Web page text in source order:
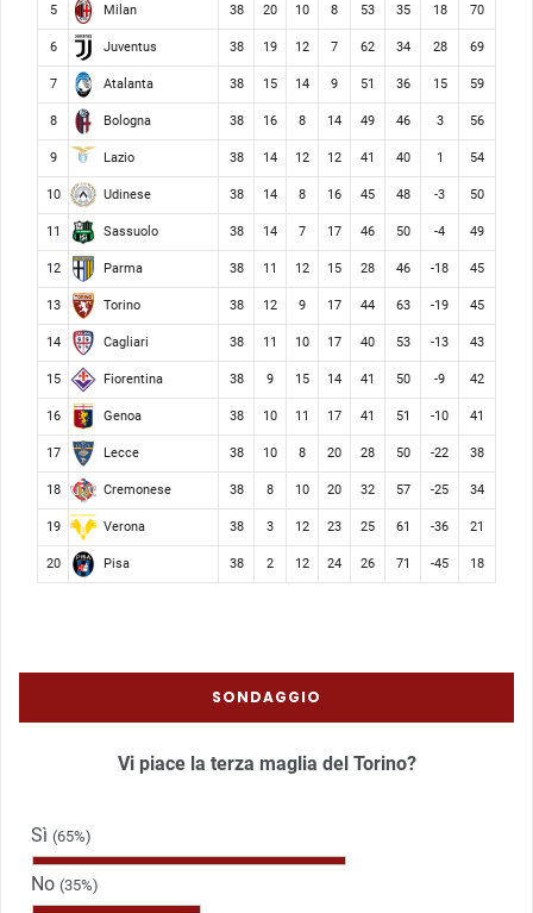
5 Milan 38 20 10 8 53 35 18 70
6 Juventus 38 19 12 7 62 34 28 69
7 Atalanta 38 15 14 9 51 36 15 59
8 Bologna 38 16 8 14 49 46 3 56
9 Lazio 38 14 12 12 41 40 1 54
10 Udinese 38 14 8 16 45 48 -3 50
11 Sassuolo 38 14 7 17 46 50 -4 49
12 Parma 38 11 12 15 28 46 -18 45
13 Torino 38 12 9 17 44 63 -19 45
14 Cagliari 38 11 10 17 40 53 -13 43
15 Fiorentina 38 9 15 14 41 50 -9 42
16 Genoa 38 10 11 17 41 51 -10 41
17 Lecce 38 10 8 20 28 50 -22 38
18 Cremonese 38 8 10 20 32 57 -25 34
19 Verona 38 3 12 23 25 61 -36 21
20 Pisa 38 2 12 24 26 71 -45 18
SONDAGGIO
Vi piace la terza maglia del Torino?
Sì (65%)
No (35%)